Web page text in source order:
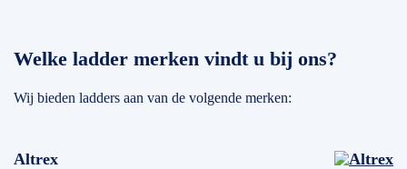
Welke ladder merken vindt u bij ons?
Wij bieden ladders aan van de volgende merken:
Altrex